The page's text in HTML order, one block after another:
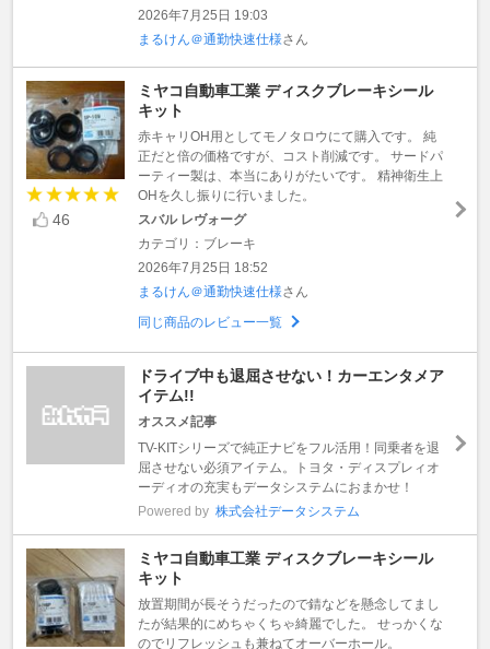
2026年7月25日 19:03
まるけん＠通勤快速仕様さん
46
ミヤコ自動車工業 ディスクブレーキシール
キット
赤キャリOH用としてモノタロウにて購入です。 純
正だと倍の価格ですが、コスト削減です。 サードパ
ーティー製は、本当にありがたいです。 精神衛生上
OHを久し振りに行いました。
スバル レヴォーグ
カテゴリ：ブレーキ
2026年7月25日 18:52
まるけん＠通勤快速仕様さん
同じ商品のレビュー一覧
ドライブ中も退屈させない！カーエンタメア
イテム!!
オススメ記事
TV-KITシリーズで純正ナビをフル活用！同乗者を退
屈させない必須アイテム。トヨタ・ディスプレィオ
ーディオの充実もデータシステムにおまかせ！
Powered by 株式会社データシステム
ミヤコ自動車工業 ディスクブレーキシール
キット
放置期間が長そうだったので錆などを懸念してまし
たが結果的にめちゃくちゃ綺麗でした。 せっかくな
のでリフレッシュも兼ねてオーバーホール。